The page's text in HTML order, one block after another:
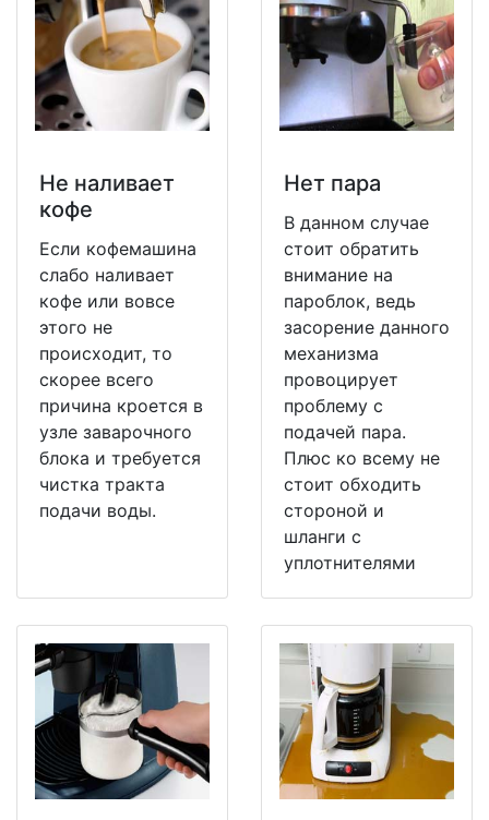
Не наливает
кофе
Если кофемашина
слабо наливает
кофе или вовсе
этого не
происходит, то
скорее всего
причина кроется в
узле заварочного
блока и требуется
чистка тракта
подачи воды.
Нет пара
В данном случае
стоит обратить
внимание на
пароблок, ведь
засорение данного
механизма
провоцирует
проблему с
подачей пара.
Плюс ко всему не
стоит обходить
стороной и
шланги с
уплотнителями